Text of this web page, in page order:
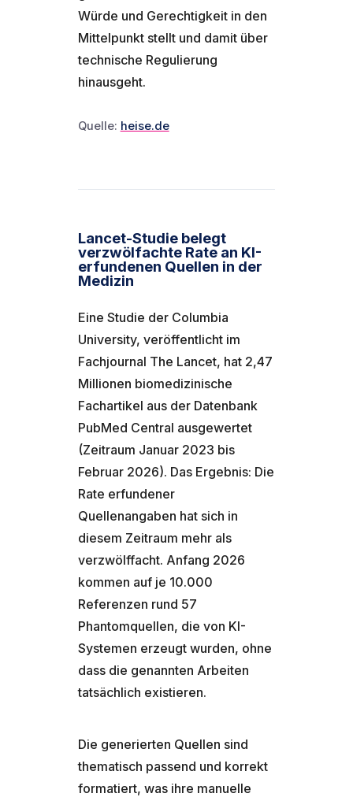
Würde und Gerechtigkeit in den
Mittelpunkt stellt und damit über
technische Regulierung
hinausgeht.
Quelle: heise.de
Lancet-Studie belegt
verzwölfachte Rate an KI-
erfundenen Quellen in der
Medizin
Eine Studie der Columbia
University, veröffentlicht im
Fachjournal The Lancet, hat 2,47
Millionen biomedizinische
Fachartikel aus der Datenbank
PubMed Central ausgewertet
(Zeitraum Januar 2023 bis
Februar 2026). Das Ergebnis: Die
Rate erfundener
Quellenangaben hat sich in
diesem Zeitraum mehr als
verzwölffacht. Anfang 2026
kommen auf je 10.000
Referenzen rund 57
Phantomquellen, die von KI-
Systemen erzeugt wurden, ohne
dass die genannten Arbeiten
tatsächlich existieren.
Die generierten Quellen sind
thematisch passend und korrekt
formatiert, was ihre manuelle